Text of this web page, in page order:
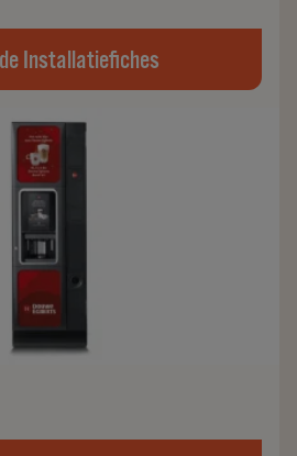
Installatiefiches